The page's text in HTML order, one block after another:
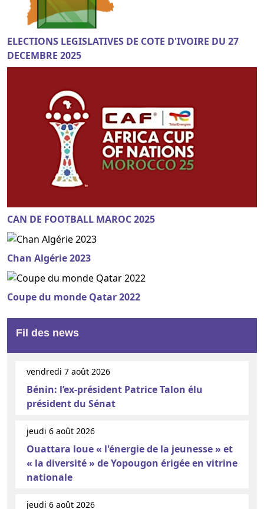
ELECTIONS LEGISLATIVES DE COTE D'IVOIRE DU 27
DECEMBRE 2025
CAN DE FOOTBALL MAROC 2025
Chan Algérie 2023
Coupe du monde Qatar 2022
Fil des news
vendredi 7 août 2026
Bénin: l’ex-président Patrice Talon élu
président du Sénat
jeudi 6 août 2026
Ouattara loue « l'énergie de la jeunesse » et
« la diversité » de Yopougon érigée en vitrine
nationale
jeudi 6 août 2026